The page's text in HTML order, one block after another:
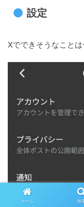
設定
Xでできそうなことは
ホーム 検